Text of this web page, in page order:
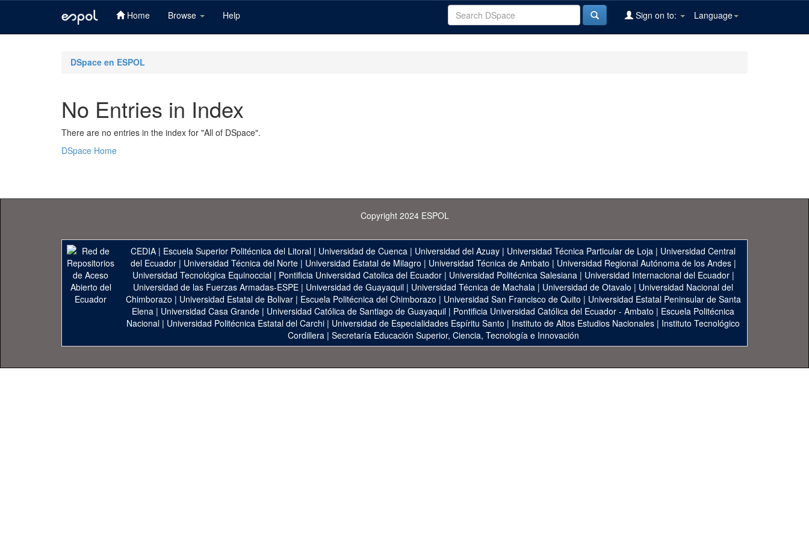
Home Browse Help Language
Sign on to:
DSpace en ESPOL
No Entries in Index
There are no entries in the index for "All of DSpace".
DSpace Home
Copyright 2024 ESPOL
CEDIA | Escuela Superior Politécnica del Litoral | Universidad de Cuenca | Universidad del Azuay | Universidad Técnica Particular de Loja | Universidad Central
del Ecuador| Universidad Técnica del Norte| Universidad Estatal de Milagro | Universidad Técnica de Ambato | Universidad Regional Autónoma de los Andes|
Universidad Tecnológica Equinoccial| Pontificia Universidad Catolica del Ecuador| Universidad Politécnica Salesiana| Universidad Internacional del Ecuador|
Universidad de las Fuerzas Armadas-ESPE | Universidad de Guayaquil | Universidad Técnica de Machala | Universidad de Otavalo | Universidad Nacional del
Chimborazo | Universidad Estatal de Bolivar| Escuela Politécnica del Chimborazo | Universidad San Francisco de Quito | Universidad Estatal Peninsular de Santa
Elena | Universidad Casa Grande | Universidad Católica de Santiago de Guayaquil | Pontificia Universidad Católica del Ecuador - Ambato | Escuela Politécnica
Nacional | Universidad Politécnica Estatal del Carchi | Universidad de Especialidades Espíritu Santo | Instituto de Altos Estudios Nacionales | Instituto Tecnológico
Cordillera| Secretaría Educación Superior, Ciencia, Tecnología e Innovación